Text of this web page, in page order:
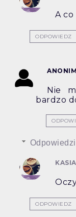
A co
ODPOWIEDZ
Nie
bardzo
Odpowiedzi
ODPOWIEDZ